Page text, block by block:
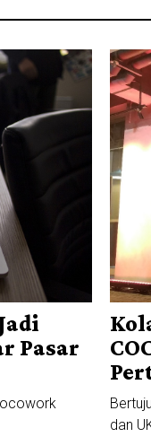
Pasar
dan